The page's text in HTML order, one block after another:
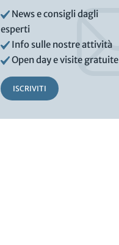
News e consigli dagli
esperti
Info sulle nostre attività
Open day e visite gratuite
ISCRIVITI